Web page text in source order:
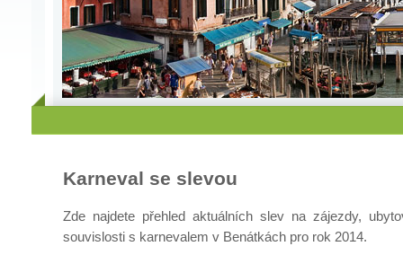
Karneval se slevou
Zde najdete přehled aktuálních slev na zájezdy,
souvislosti s karnevalem v Benátkách pro rok 2014.